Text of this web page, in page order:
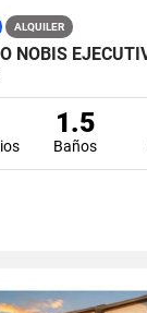
ALQUILER
1.5
Baños